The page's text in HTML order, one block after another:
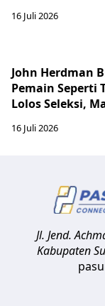
16 Juli 2026
John Herdman
Pemain Seperti
Lolos Seleksi,
16 Juli 2026
Jl. Jend.
Kabupaten